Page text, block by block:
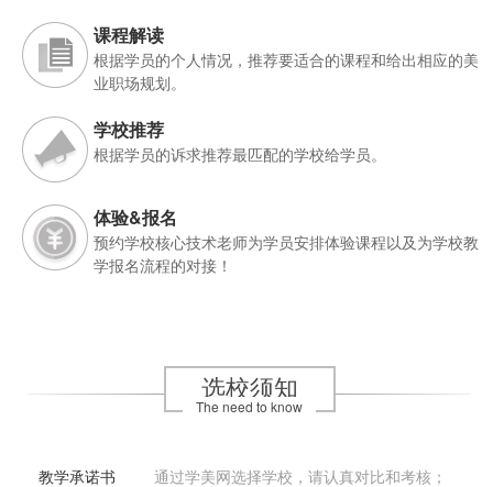
课程解读
根据学员的个人情况，推荐要适合的课程和给出相应的美
业职场规划。
学校推荐
根据学员的诉求推荐最匹配的学校给学员。
体验&报名
预约学校核心技术老师为学员安排体验课程以及为学校教
学报名流程的对接！
选校须知
The need to know
教学承诺书 通过学美网选择学校，请认真对比和考核；